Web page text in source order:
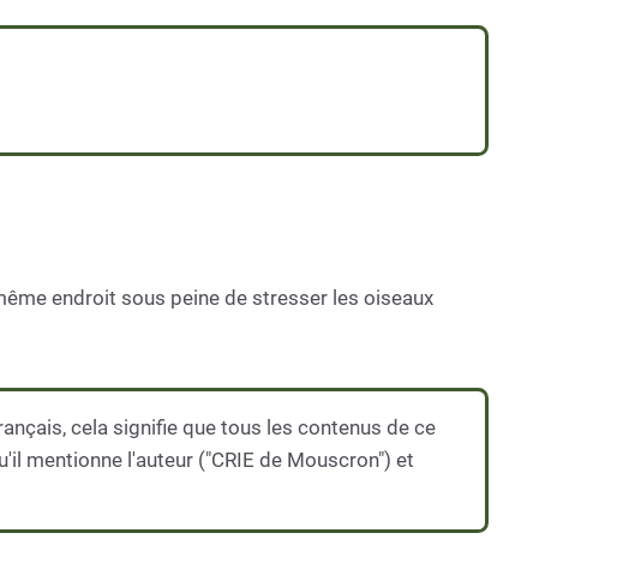
endroit sous peine de stresser les oiseaux
cela signifie que tous les contenus de ce
mentionne l'auteur ("CRIE de Mouscron") et